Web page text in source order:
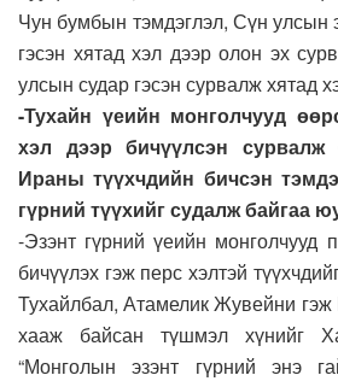
Чун бумбын тэмдэглэл, Сүн улсын
гэсэн хятад хэл дээр олон эх
улсын судар гэсэн сурвалж хятад
-Тухайн үеийн монголчууд
хэл дээр бичүүлсэн сурвалж
Ираны түүхчдийн бичсэн
гүрний түүхийг судалж байгаа
-Эзэнт гүрний үеийн монголчууд
бичүүлэх гэж перс хэлтэй
Тухайлбал, Атамелик Жувейни
хааж байсан түшмэл хүнийг
“Монголын эзэнт гүрний энэ